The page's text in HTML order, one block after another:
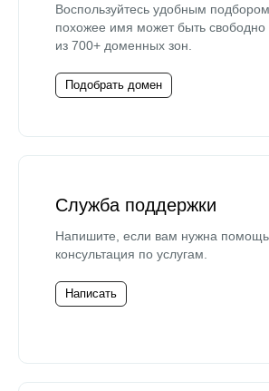
Воспользуйтесь удобным
похожее имя может быть свободно
из 700+ доменных зон.
Подобрать домен
Служба поддержки
Напишите, если вам нужна
консультация по услугам.
Написать